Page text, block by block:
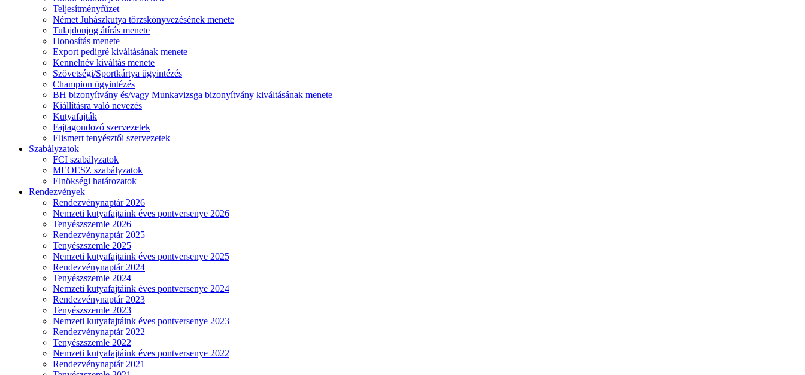
Teljesítményfűzet
Német Juhászkutya törzskönyvezésének menete
Tulajdonjog átírás menete
Honosítás menete
Export pedigré kiváltásának menete
Kennelnév kiváltás menete
Szövetségi/Sportkártya ügyintézés
Champion ügyintézés
BH bizonyítvány és/vagy Munkavizsga bizonyítvány kiváltásának menete
Kiállításra való nevezés
Kutyafajták
Fajtagondozó szervezetek
Elismert tenyésztői szervezetek
Szabályzatok
FCI szabályzatok
MEOESZ szabályzatok
Elnökségi határozatok
Rendezvények
Rendezvénynaptár 2026
Nemzeti kutyafajtaink éves pontversenye 2026
Tenyészszemle 2026
Rendezvénynaptár 2025
Tenyészszemle 2025
Nemzeti kutyafajtaink éves pontversenye 2025
Rendezvénynaptár 2024
Tenyészszemle 2024
Nemzeti kutyafajtáink éves pontversenye 2024
Rendezvénynaptár 2023
Tenyészszemle 2023
Nemzeti kutyafajtáink éves pontversenye 2023
Rendezvénynaptár 2022
Tenyészszemle 2022
Nemzeti kutyafajtáink éves pontversenye 2022
Rendezvénynaptár 2021